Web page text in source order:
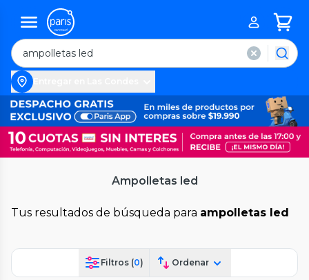
Ampolletas led
Tus resultados de búsqueda para ampolletas led
Filtros (0) Ordenar